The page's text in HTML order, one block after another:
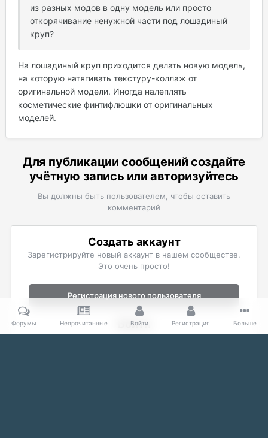
из разных модов в одну модель или просто
откорячивание ненужной части под лошадиный
круп?
На лошадиный круп приходится делать новую модель,
на которую натягивать текстуру-коллаж от
оригинальной модели. Иногда налеплять
косметические финтифлюшки от оригинальных
моделей.
Для публикации сообщений создайте
учётную запись или авторизуйтесь
Вы должны быть пользователем, чтобы оставить
комментарий
Создать аккаунт
Зарегистрируйте новый аккаунт в нашем сообществе.
Это очень просто!
Регистрация нового пользователя
Войти
Уже есть аккаунт? Войти в систему.
Форумы Непрочитанные Войти Регистрация Больше